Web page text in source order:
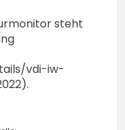
steht
vdi-iw-